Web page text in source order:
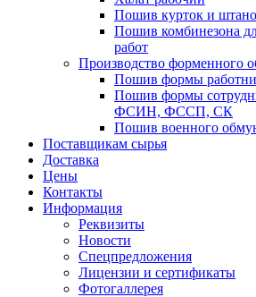
Пошив курток и
Пошив комбинезона
работ
Производство форменного
Пошив формы
Пошив формы
ФСИН, ФССП, СК
Пошив военного
Поставщикам сырья
Доставка
Цены
Контакты
Информация
Реквизиты
Новости
Спецпредложения
Лицензии и сертификаты
Фотогаллерея